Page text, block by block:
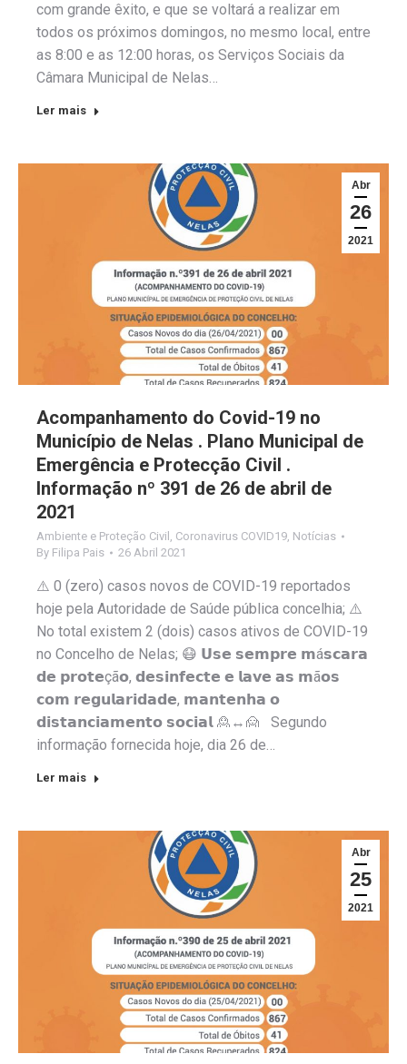
com grande êxito, e que se voltará a realizar em
todos os próximos domingos, no mesmo local, entre
as 8:00 e as 12:00 horas, os Serviços Sociais da
Câmara Municipal de Nelas…
Ler mais
Abr
26
2021
Acompanhamento do Covid-19 no
Município de Nelas . Plano Municipal de
Emergência e Protecção Civil .
Informação nº 391 de 26 de abril de
2021
Ambiente e Proteção Civil , Coronavirus COVID19, Notícias
By Filipa Pais 26 Abril 2021
⚠️ 0 (zero) casos novos de COVID-19 reportados
hoje pela Autoridade de Saúde pública concelhia; ⚠️
No total existem 2 (dois) casos ativos de COVID-19
no Concelho de Nelas; 😷 𝗨𝘀𝗲 𝘀𝗲𝗺𝗽𝗿𝗲 𝗺á𝘀𝗰𝗮𝗿𝗮
𝗱𝗲 𝗽𝗿𝗼𝘁𝗲çã𝗼, 𝗱𝗲𝘀𝗶𝗻𝗳𝗲𝗰𝘁𝗲 𝗲 𝗹𝗮𝘃𝗲 𝗮𝘀 𝗺ã𝗼𝘀
𝗰𝗼𝗺 𝗿𝗲𝗴𝘂𝗹𝗮𝗿𝗶𝗱𝗮𝗱𝗲, 𝗺𝗮𝗻𝘁𝗲𝗻𝗵𝗮 𝗼
𝗱𝗶𝘀𝘁𝗮𝗻𝗰𝗶𝗮𝗺𝗲𝗻𝘁𝗼 𝘀𝗼𝗰𝗶𝗮𝗹 🙎↔️🙍 Segundo
informação fornecida hoje, dia 26 de…
Ler mais
Abr
25
2021